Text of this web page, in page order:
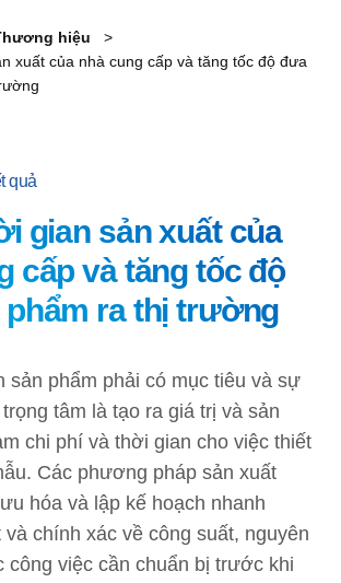
hiệu
xuất của nhà cung cấp và tăng tốc độ đưa
quả
gian sản xuất của
cấp và tăng tốc độ
ra thị trường
sản phẩm phải có mục tiêu và sự
tâm là tạo ra giá trị và sản
chi phí và thời gian cho việc thiết
Các phương pháp sản xuất
hóa và lập kế hoạch nhanh
và chính xác về công suất, nguyên
công việc cần chuẩn bị trước khi